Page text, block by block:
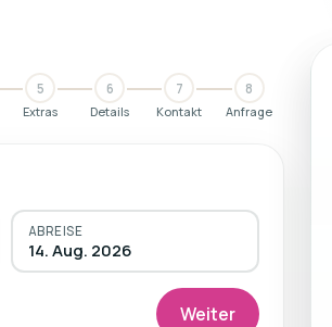
5
Extras
6
Details
7
Kontakt
8
Anfrage
ABREISE
14. Aug. 2026
Weiter